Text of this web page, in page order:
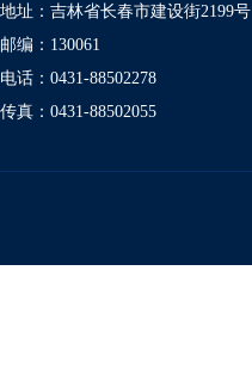
地址：吉林省长春市建设街2199号
邮编：130061
电话：0431-88502278
传真：0431-88502055